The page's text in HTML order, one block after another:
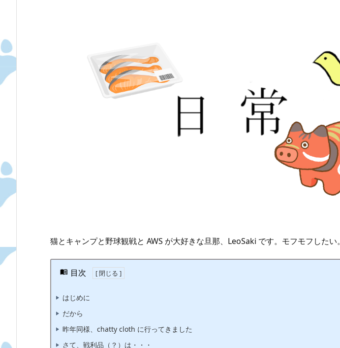
猫とキャンプと野球観戦と AWS が大好きな旦那、LeoSaki です。モフモフしたい。
目次
はじめに
だから
昨年同様、chatty cloth に行ってきました
さて、戦利品（？）は・・・